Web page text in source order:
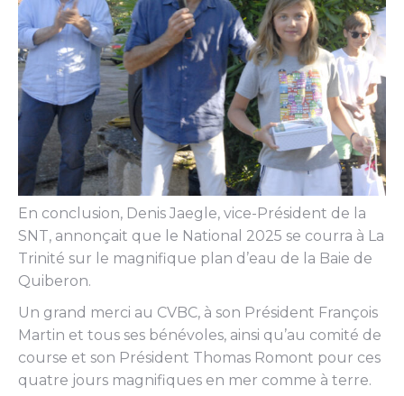
En conclusion, Denis Jaegle, vice-Président de la
SNT, annonçait que le National 2025 se courra à La
Trinité sur le magnifique plan d’eau de la Baie de
Quiberon.
Un grand merci au CVBC, à son Président François
Martin et tous ses bénévoles, ainsi qu’au comité de
course et son Président Thomas Romont pour ces
quatre jours magnifiques en mer comme à terre.